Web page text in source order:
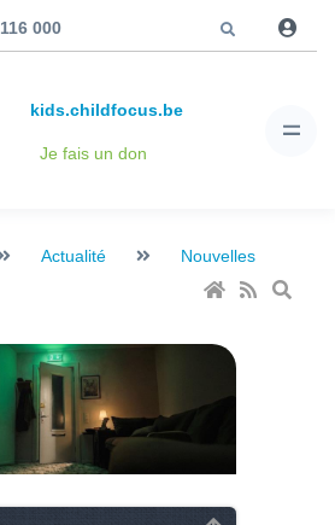
116 000
kids.childfocus.be
Je fais un don
Actualité Nouvelles